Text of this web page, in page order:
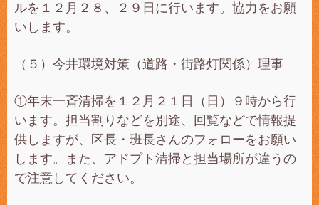
ルを１２月２８、２９日に行います。協力をお願
いします。
（５）今井環境対策（道路・街路灯関係）理事
①年末一斉清掃を１２月２１日（日）９時から行
います。担当割りなどを別途、回覧などで情報提
供しますが、区長・班長さんのフォローをお願い
します。また、アドプト清掃と担当場所が違うの
で注意してください。